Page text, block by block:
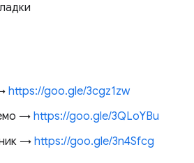
https://goo.gle/3cgz1zw
→ https://goo.gle/3QLoYBu
→ https://goo.gle/3n4Sfcg